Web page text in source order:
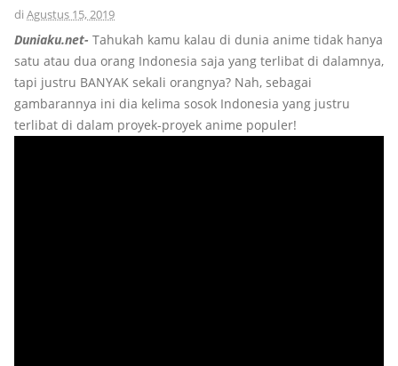
di Agustus 15, 2019
Duniaku.net- Tahukah kamu kalau di dunia anime tidak hanya
satu atau dua orang Indonesia saja yang terlibat di dalamnya,
tapi justru BANYAK sekali orangnya? Nah, sebagai
gambarannya ini dia kelima sosok Indonesia yang justru
terlibat di dalam proyek-proyek anime populer!